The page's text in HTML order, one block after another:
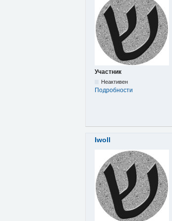
Участник
Неактивен
Подробности
Iwoll